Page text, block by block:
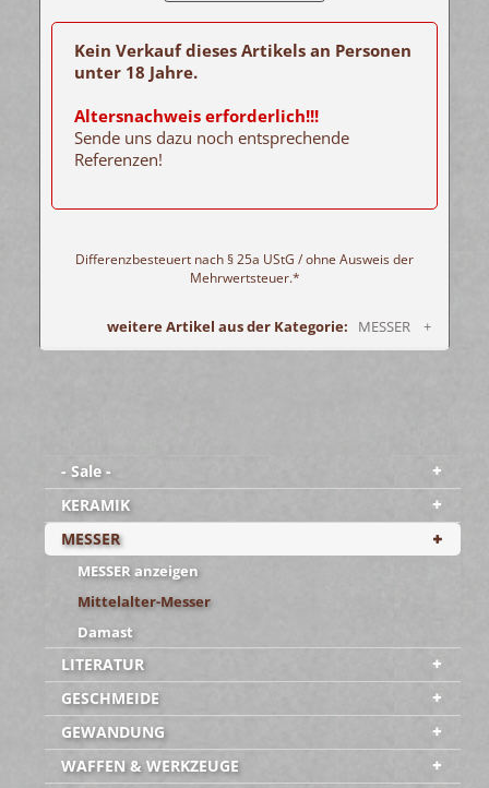
Kein Verkauf dieses Artikels an Personen
unter 18 Jahre.
Altersnachweis erforderlich!!!
Sende uns dazu noch entsprechende
Referenzen!
Differenzbesteuert nach § 25a UStG / ohne Ausweis der
Mehrwertsteuer.*
weitere Artikel aus der Kategorie: MESSER +
- Sale -
KERAMIK
MESSER
MESSER anzeigen
Mittelalter-Messer
Damast
LITERATUR
GESCHMEIDE
GEWANDUNG
WAFFEN & WERKZEUGE